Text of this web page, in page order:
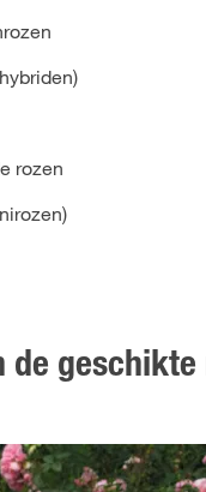
rozen
de geschikte